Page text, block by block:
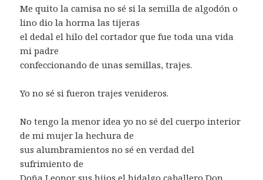
Me quito la camisa no sé si la semilla de algodón o
lino dio la horma las tijeras
el dedal el hilo del cortador que fue toda una vida
mi padre
confeccionando de unas semillas, trajes.
Yo no sé si fueron trajes venideros.
No tengo la menor idea yo no sé del cuerpo interior
de mi mujer la hechura de
sus alumbramientos no sé en verdad del
sufrimiento de
Doña Leonor sus hijos el hidalgo caballero Don